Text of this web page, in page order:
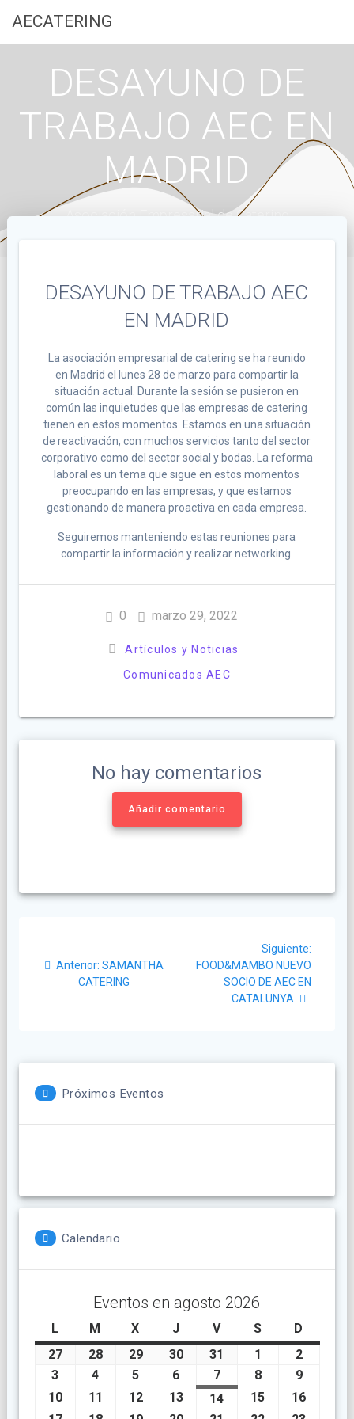
AECATERING
DESAYUNO DE
TRABAJO AEC EN
MADRID
Asociación Empresarial de Catering
DESAYUNO DE TRABAJO AEC
EN MADRID
La asociación empresarial de catering se ha reunido
en Madrid el lunes 28 de marzo para compartir la
situación actual. Durante la sesión se pusieron en
común las inquietudes que las empresas de catering
tienen en estos momentos. Estamos en una situación
de reactivación, con muchos servicios tanto del sector
corporativo como del sector social y bodas. La reforma
laboral es un tema que sigue en estos momentos
preocupando en las empresas, y que estamos
gestionando de manera proactiva en cada empresa.
Seguiremos manteniendo estas reuniones para
compartir la información y realizar networking.
0 marzo 29, 2022
Artículos y Noticias
Comunicados AEC
No hay comentarios
Añadir comentario
de
Anterior: Post
anterior:
SAMANTHA
CATERING
Siguiente:
FOOD&MAMBO NUEVO
SOCIO DE AEC EN
CATALUNYA
Próximos Eventos
Calendario
Eventos en agosto 2026
LlunesM martes
X miércoles
Jjueves
Vviernes
Ssábado
D
27julio
2026
28julio
2026
29julio
2026
30julio
2026
31
2026
1
agosto
1,
2026
2agosto
2,
2026
3 agosto
3,
2026
4 agosto
4,
2026
5 agosto
5,
2026
6 agosto
6,
2026
7agosto
7,
2026
8agosto
8,
2026
9agosto
9,
2026
10agosto
11
agosto
12agosto
13agosto
14 agosto
15 agosto
16